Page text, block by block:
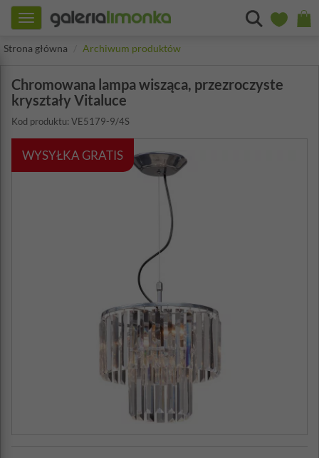
Toggle
navigation
Strona główna
Archiwum produktów
Chromowana lampa wisząca, przezroczyste
kryształy Vitaluce
Kod produktu: VE5179-9/4S
WYSYŁKA GRATIS